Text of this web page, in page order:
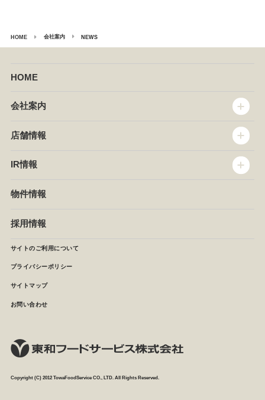
HOME 会社案内 NEWS
HOME
会社案内
企業情報
セントラルキッチン
NEWS
店舗情報
椿屋珈琲
イタリアンダイニングDONA
店舗検索
IR情報
IRニュース
月次報告
決算短信
株主の皆様へ
よくあるご質問 (株主優待制度)
物件情報
採用情報
サイトのご利用について
プライバシーポリシー
サイトマップ
お問い合わせ
Copyright (C) 2012 TowaFoodService CO., LTD. All Rights Reserved.